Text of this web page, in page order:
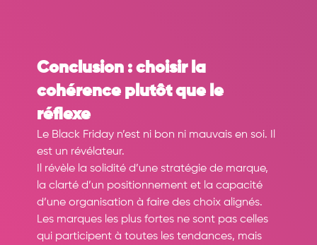
Conclusion : choisir la
cohérence plutôt que le
réflexe
Le Black Friday n’est ni bon ni mauvais en soi. Il
est un révélateur.
Il révèle la solidité d’une stratégie de marque,
la clarté d’un positionnement et la capacité
d’une organisation à faire des choix alignés.
Les marques les plus fortes ne sont pas celles
qui participent à toutes les tendances, mais